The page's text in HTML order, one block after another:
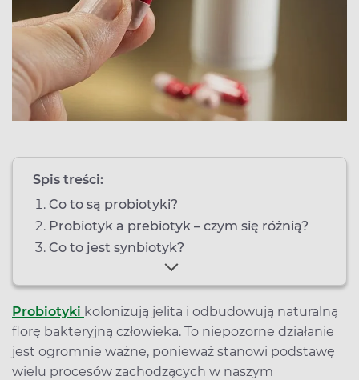
Spis treści:
Co to są probiotyki?
Probiotyk a prebiotyk – czym się różnią?
Co to jest synbiotyk?
Probiotyki kolonizują jelita i odbudowują naturalną
florę bakteryjną człowieka. To niepozorne działanie
jest ogromnie ważne, ponieważ stanowi podstawę
wielu procesów zachodzących w naszym